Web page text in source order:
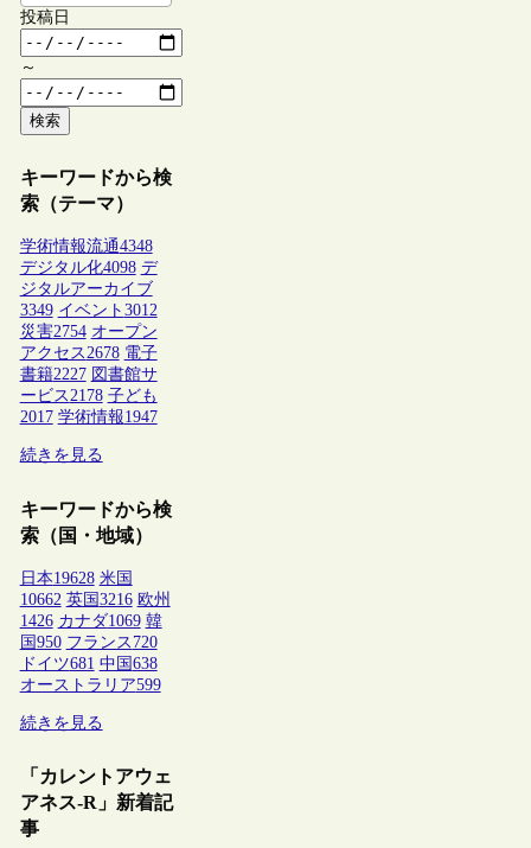
投稿日
～
検索
キーワードから検
索（テーマ）
学術情報流通4348
デジタル化4098 デ
ジタルアーカイブ
3349 イベント 3012
災害2754 オープン
アクセス2678 電子
書籍2227 図書館サ
ービス2178 子ども
2017 学術情報1947
続きを見る
キーワードから検
索（国・地域）
日本19628 米国
10662 英国 3216 欧州
1426 カナダ1069 韓
国 950 フランス 720
ドイツ681 中国 638
オーストラリア599
続きを見る
「カレントアウェ
アネス-R」新着記
事